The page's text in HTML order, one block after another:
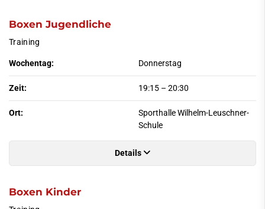
Boxen Jugendliche
Training
Wochentag: Donnerstag
Zeit: 19:15 – 20:30
Ort:
Sporthalle Wilhelm-Leuschner-
Schule
Details
Boxen Kinder